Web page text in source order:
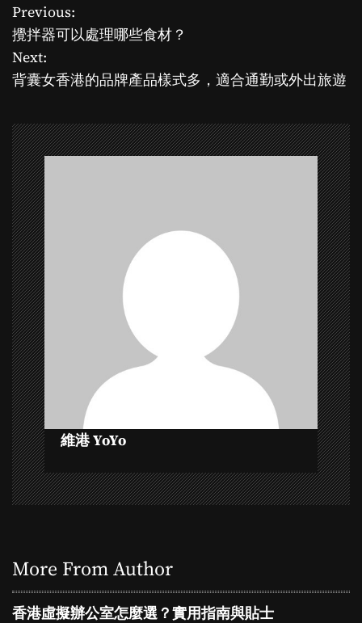
P
o
s
t
n
a
v
i
g
a
t
i
o
n
Previous:
攪拌器可以處理哪些食材？
Next:
背囊女香港的品牌產品樣式多，適合通勤或外出旅遊
維港 YoYo
More From Author
香港虛擬辦公室怎麼選？實用指南與貼士